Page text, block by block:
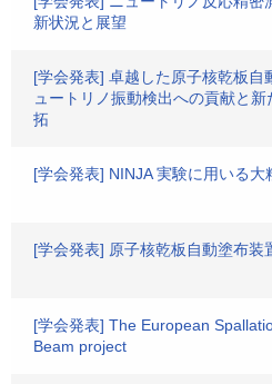
新状況と展望
[学会発表] 卓越した原子核乾板自
ュートリノ振動検出への貢献と
拓
[学会発表] NINJA 実験に用いる大
[学会発表] 原子核乾板自動塗布装
[学会発表] The European
Beam project